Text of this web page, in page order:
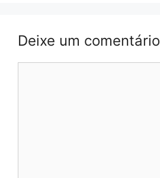
Deixe um comentário